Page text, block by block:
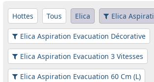
Hottes Tous Elica Elica
Elica Aspiration Evacuation Décorative
Elica Aspiration Evacuation 3 Vitesses
Elica Aspiration Evacuation 60 Cm (L)